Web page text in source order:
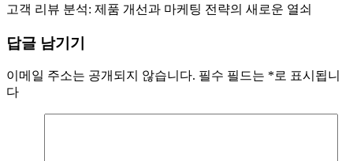
고객 리뷰 분석: 제품 개선과 마케팅 전략의 새로운 열쇠
답글 남기기
이메일 주소는 공개되지 않습니다. 필수 필드는 *로 표시됩니
다